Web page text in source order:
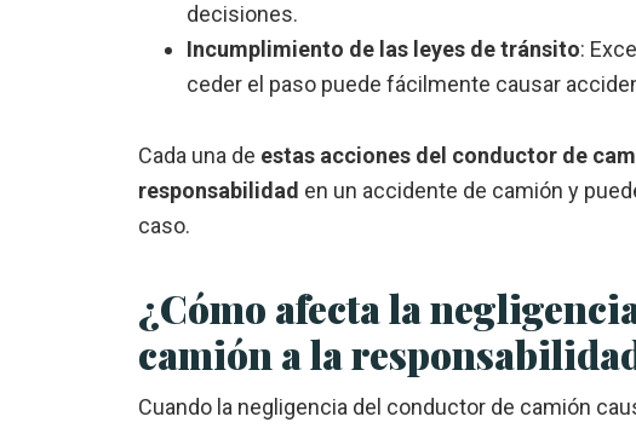
decisiones.
Incumplimiento de las leyes de tránsito:
ceder el paso puede fácilmente causar
Cada una de estas acciones del conductor de
responsabilidad en un accidente de camión y
caso.
¿Cómo afecta la
camión a la
Cuando la negligencia del conductor de camión